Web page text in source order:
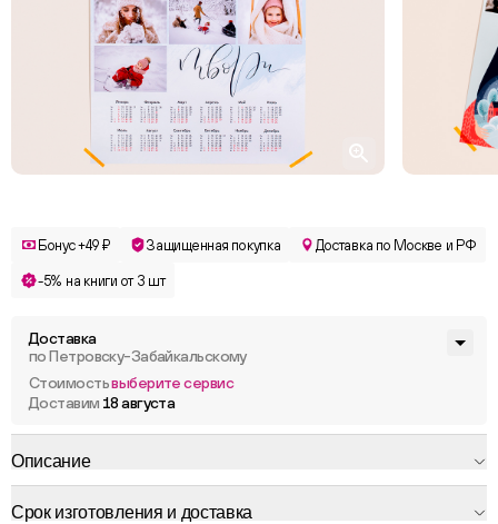
Бонус +49 ₽ Защищенная покупка Доставка по Москве и РФ
-5% на книги от 3 шт
Доставка
по Петровску-Забайкальскому
Стоимостьвыберите сервис
Доставим 18 августа
Описание
Срок изготовления и доставка